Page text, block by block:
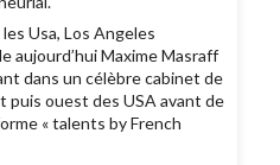
Usa, Los Angeles
aujourd’hui Maxime Masraff
dans un célèbre cabinet de
ouest des USA avant de
« talents by French